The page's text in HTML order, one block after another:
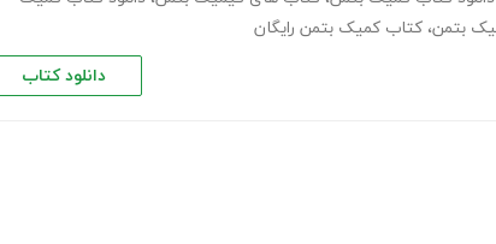
بتمن، کتاب کمیک بتمن رایگان
دانلود کتاب